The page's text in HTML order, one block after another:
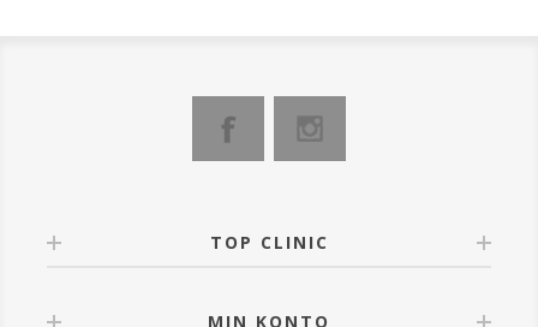
TOP CLINIC
MIN KONTO